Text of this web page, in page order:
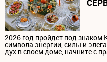
2026 год пройдет под
символа энергии, силы и
дух в своем доме, начните с